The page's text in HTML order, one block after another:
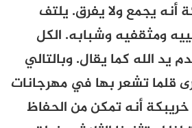
أنه يجمع ولا يفرق. يلتف
ومثقفيه وشبابه. الكل
يد الله كما يقال. وبالتالي
قلما تشعر بها في مهرجانات
أنه تمكن من الحفاظ